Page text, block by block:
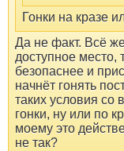
Гонки на кразе
Да не факт. Всё
доступное место,
безопаснее и
начнёт гонять
таких условия
гонки, ну или по
моему это
не так?